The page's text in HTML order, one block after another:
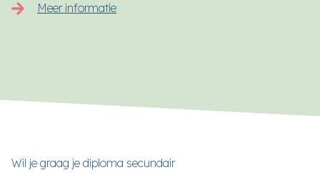
Meer informatie
Wil je graag je diploma secundair